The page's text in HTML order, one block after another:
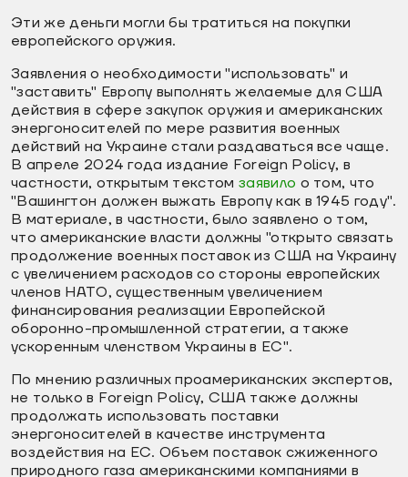
Эти же деньги могли бы тратиться на покупки
европейского оружия.
Заявления о необходимости "использовать" и
"заставить" Европу выполнять желаемые для США
действия в сфере закупок оружия и американских
энергоносителей по мере развития военных
действий на Украине стали раздаваться все чаще.
В апреле 2024 года издание Foreign Policy, в
частности, открытым текстом заявило о том, что
"Вашингтон должен выжать Европу как в 1945 году".
В материале, в частности, было заявлено о том,
что американские власти должны "открыто связать
продолжение военных поставок из США на Украину
с увеличением расходов со стороны европейских
членов НАТО, существенным увеличением
финансирования реализации Европейской
оборонно-промышленной стратегии, а также
ускоренным членством Украины в ЕС".
По мнению различных проамериканских экспертов,
не только в Foreign Policy, США также должны
продолжать использовать поставки
энергоносителей в качестве инструмента
воздействия на ЕС. Объем поставок сжиженного
природного газа американскими компаниями в